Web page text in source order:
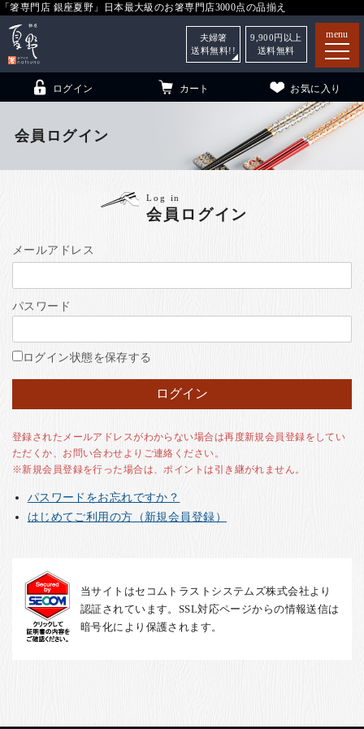
「箸専門店 銀座夏野」日本最大級のお箸専門店3000点の品揃え
menu
（贈答用・自宅用）
銀座夏野・箸長
ご利用ガイド
お客様の声
お知らせ
English
ログイン カート お気に入り
夫婦箸
送料無料!!
9,900 円以上
送料無料
会員ログイン
Log in
会員ログイン
メールアドレス
パスワード
ログイン状態を保存する
登録されたメールアドレスがわからない場合は再度新規会員登録をしてい
ただくか、お問い合わせよりご連絡ください。
※新規会員登録を行った場合は、ポイントは引き継がれません。
パスワードをお忘れですか？
はじめてご利用の方（新規会員登録）
当サイトはセコムトラストシステムズ株式会社より
認証されています。SSL対応ページからの情報送信は
暗号化により保護されます。